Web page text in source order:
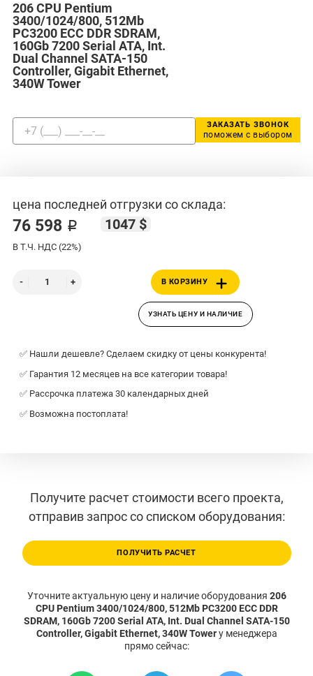
206 CPU Pentium
3400/1024/800, 512Mb
PC3200 ECC DDR SDRAM,
160Gb 7200 Serial ATA, Int.
Dual Channel SATA-150
Controller, Gigabit Ethernet,
340W Tower
ЗАКАЗАТЬ ЗВОНОК
поможем с выбором
цена последней отгрузки со склада:
76 598 ₽ 1047 $
В Т.Ч. НДС (22%)
В КОРЗИНУ
УЗНАТЬ ЦЕНУ И НАЛИЧИЕ
✅ Нашли дешевле? Сделаем скидку от цены конкурента!
✅ Гарантия 12 месяцев на все категории товара!
✅ Рассрочка платежа 30 календарных дней
✅ Возможна постоплата!
Получите расчет стоимости всего проекта,
отправив запрос со списком оборудования:
ПОЛУЧИТЬ РАСЧЕТ
Уточните актуальную цену и наличие оборудования 206
CPU Pentium 3400/1024/800, 512Mb PC3200 ECC DDR
SDRAM, 160Gb 7200 Serial ATA, Int. Dual Channel SATA-150
Controller, Gigabit Ethernet, 340W Towerу менеджера
прямо сейчас: